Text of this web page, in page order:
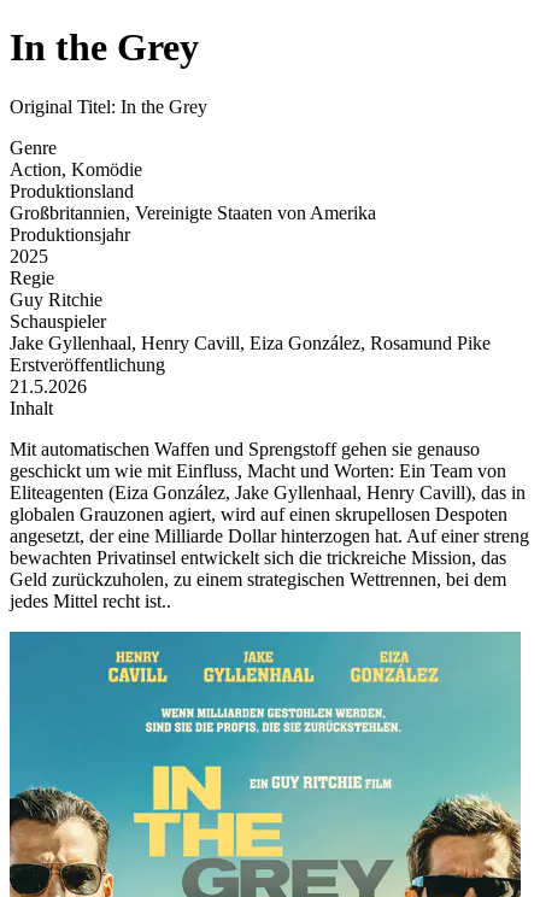
In the Grey
Original Titel: In the Grey
Genre
Action, Komödie
Produktionsland
Großbritannien, Vereinigte Staaten von Amerika
Produktionsjahr
2025
Regie
Guy Ritchie
Schauspieler
Jake Gyllenhaal, Henry Cavill, Eiza González, Rosamund Pike
Erstveröffentlichung
21.5.2026
Inhalt
Mit automatischen Waffen und Sprengstoff gehen sie genauso
geschickt um wie mit Einfluss, Macht und Worten: Ein Team von
Eliteagenten (Eiza González, Jake Gyllenhaal, Henry Cavill), das in
globalen Grauzonen agiert, wird auf einen skrupellosen Despoten
angesetzt, der eine Milliarde Dollar hinterzogen hat. Auf einer streng
bewachten Privatinsel entwickelt sich die trickreiche Mission, das
Geld zurückzuholen, zu einem strategischen Wettrennen, bei dem
jedes Mittel recht ist..